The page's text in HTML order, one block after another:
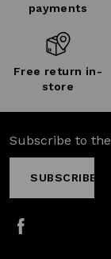
payments
Free return in-
store
Subscribe to
SUBSCRIBE